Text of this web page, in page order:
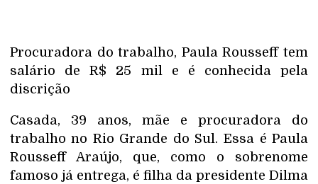
Procuradora do trabalho, Paula Rousseff tem
salário de R$ 25 mil e é conhecida pela
discrição
Casada, 39 anos, mãe e procuradora do
trabalho no Rio Grande do Sul. Essa é Paula
Rousseff Araújo, que, como o sobrenome
famoso já entrega, é filha da presidente Dilma